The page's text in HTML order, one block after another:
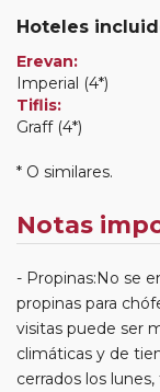
Hoteles
Erevan:
Imperial (4*)
Tiflis:
Graff (4*)
* O similares.
Notas
Propinas:No se
propinas para
visitas puede ser
climáticas y de
cerrados los